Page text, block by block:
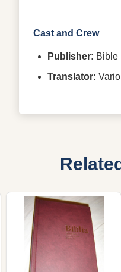
Cast and Crew
Publisher: Bible
Translator: